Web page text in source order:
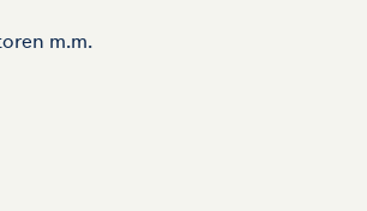
m.m.